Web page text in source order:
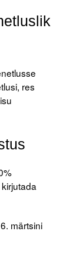
res
märtsini